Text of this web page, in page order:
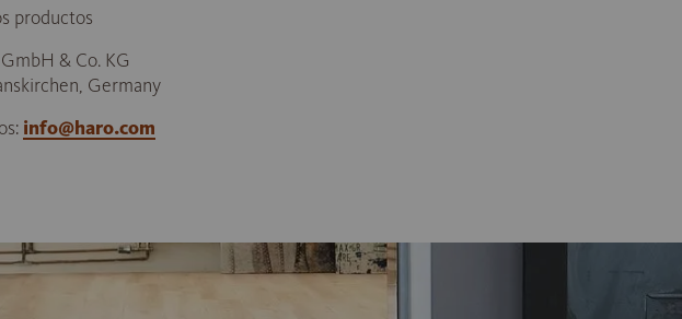
productos
& Co. KG
Germany
info@haro.com